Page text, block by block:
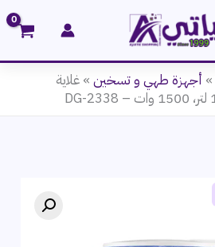
» أجهزة طهي و تسخين » غلاية